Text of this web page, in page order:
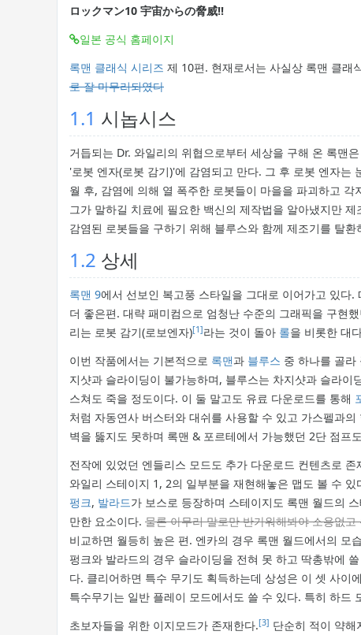
ロックマン10 宇宙からの脅威!!
일본 공식 홈페이지
록맨 클래식 시리즈 제 10편. 현재로서는 사실상 록맨 클래
로 잘 마무리되였다
1.1 시놉시스
거듭되는 Dr. 와일리의 위협으로부터 세상을 구해 온 록맨
'로봇 엔자(로봇 감기)'에 감염되고 만다. 그 후 로봇 엔자
월 후, 감염에 의해 열 폭주한 로봇들이 마을을 파괴하고
그가 말하길 치료에 필요한 백신의 제작법을 알아냈지만
감염된 로봇들을 구하기 위해 블루스와 함께 제조기를 탈환
1.2 상세
록맨 9에서 선보인 복고풍 스타일을 그대로 이어가고 있다
더 좋은편. 대략 패미컴으로 엄청난 수준의 그래픽을 구현했
리는 로봇 감기(로보엔자)[1]라는 것이 돌아 롤을 비롯한 대
이번 작품에서는 기본적으로 록맨과 블루스 중 하나를 골라
지샷과 슬라이딩이 불가능하며, 블루스는 차지샷과 슬라
스쳐도 죽을 정도이다. 이 둘 말고도 유료 다운로드를 통해
처럼 자동연사 버스터와 대쉬를 사용할 수 있고 가스펠과
벽을 뚫지도 못하며 록맨 & 포르테에서 가능했던 2단 점프
전작에 있었던 엔들리스 모드도 추가 다운로드 컨텐츠로
와일리 스테이지 1, 2의 일부분을 재현해놓은 맵도 볼 수
펑크, 발라드가 보스로 등장하며 스테이지도 록맨 월드의
만한 요소이다. 물론 아무리 말로만 반가워해봐야 소용없
비교하면 월등히 높은 편. 엔카의 경우 록맨 월드에서의 모
펑크와 발라드의 경우 슬라이딩을 전혀 못 하고 딱총밖에
다. 클리어하면 특수 무기도 획득하는데 상성은 이 셋 사이
특수무기는 일반 플레이 모드에서도 쓸 수 있다. 특히 하드
초보자들을 위한 이지모드가 존재한다.[3] 단순히 적이 약